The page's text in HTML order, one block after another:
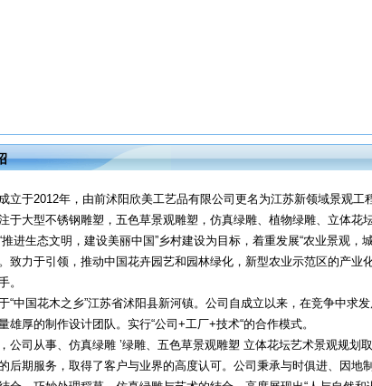
立于2012年，由前沭阳欣美工艺品有限公司更名为江苏新领域景观工
于大型不锈钢雕塑，五色草景观雕塑，仿真绿雕、植物绿雕、立体花
推进生态文明，建设美丽中国”乡村建设为目标，着重发展“农业景观，
致力于引领，推动中国花卉园艺和园林绿化，新型农业示范区的产业
。
“中国花木之乡”江苏省沭阳县新河镇。公司自成立以来，在竞争中求
雄厚的制作设计团队。实行“公司+工厂+技术“的合作模式。
公司从事、仿真绿雕 ’绿雕、五色草景观雕塑 立体花坛艺术景观规划
后期服务，取得了客户与业界的高度认可。公司秉承与时俱进、因地